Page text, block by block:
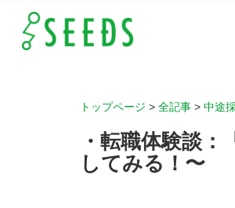
「第二
新卒で
トップページ > 全記事 > 中途
・転職体験談
してみる！〜